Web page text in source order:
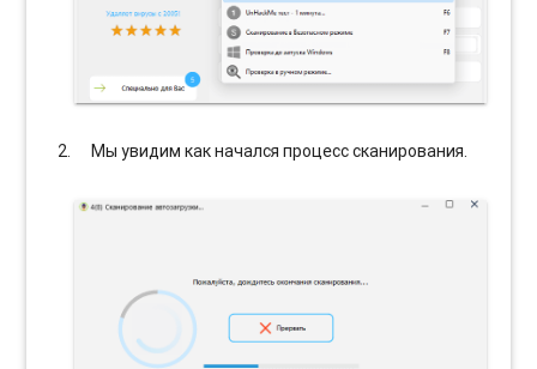
Мы увидим как начался процесс сканирования.